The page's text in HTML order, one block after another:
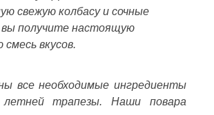
свежую колбасу и сочные
получите настоящую
смесь вкусов.
все необходимые ингредиенты
трапезы. Наши повара